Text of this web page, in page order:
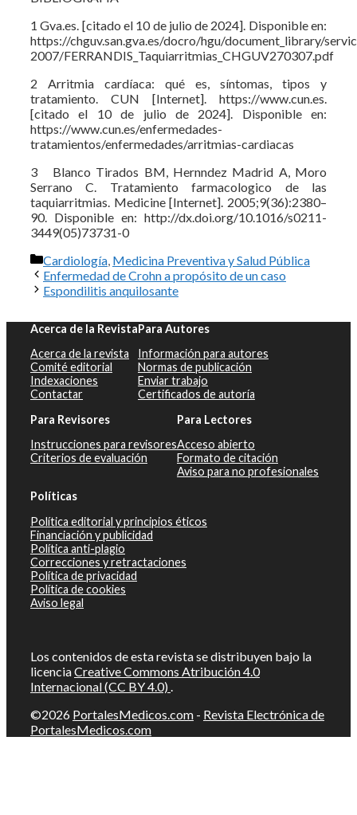
1 Gva.es. [citado el 10 de julio de 2024]. Disponible en:
https://chguv.san.gva.es/docro/hgu/document_library/
2007/FERRANDIS_Taquiarritmias_CHGUV270307.pdf
2 Arritmia cardíaca: qué es, síntomas, tipos y
tratamiento. CUN [Internet]. https://www.cun.es.
[citado el 10 de julio de 2024]. Disponible en:
https://www.cun.es/enfermedades-
tratamientos/enfermedades/arritmias-cardiacas
3 Blanco Tirados BM, Hernndez Madrid A, Moro
Serrano C. Tratamiento farmacologico de las
taquiarritmias. Medicine [Internet]. 2005;9(36):2380–
90. Disponible en: http://dx.doi.org/10.1016/s0211-
3449(05)73731-0
Categorías
Cardiología Medicina Preventiva y Salud Pública
Enfermedad de Crohn a propósito de un caso
Espondilitis anquilosante
Acerca de la Revista
Acerca de la revista
Comité editorial
Indexaciones
Contactar
Para Autores
Información para autores
Normas de publicación
Enviar trabajo
Certificados de autoría
Para Revisores
Instrucciones para revisores
Criterios de evaluación
Para Lectores
Acceso abierto
Formato de citación
Aviso para no profesionales
Políticas
Política editorial y principios éticos
Financiación y publicidad
Política anti-plagio
Correcciones y retractaciones
Política de privacidad
Política de cookies
Aviso legal
Los contenidos de esta revista se distribuyen bajo la
licenciaCreative Commons Atribución 4.0
Internacional (CC BY 4.0) .
©2026 PortalesMedicos.com - Revista Electrónica de
PortalesMedicos.com